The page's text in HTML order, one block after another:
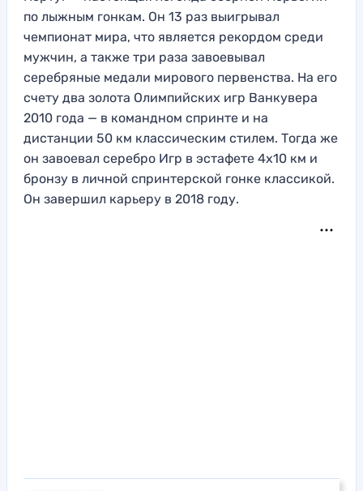
по лыжным гонкам. Он 13 раз выигрывал
чемпионат мира, что является рекордом среди
мужчин, а также три раза завоевывал
серебряные медали мирового первенства. На его
счету два золота Олимпийских игр Ванкувера
2010 года — в командном спринте и на
дистанции 50 км классическим стилем. Тогда же
он завоевал серебро Игр в эстафете 4х10 км и
бронзу в личной спринтерской гонке классикой.
Он завершил карьеру в 2018 году.